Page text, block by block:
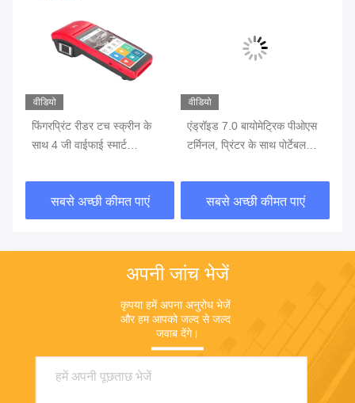
वीडियो
फिंगरप्रिंट रीडर टच स्क्रीन के
साथ 4 जी वाईफाई स्मार्ट
सबसे अच्छी कीमत पाएं
वीडियो
एंड्रॉइड 7.0 बायोमेट्रिक पीओएस
टर्मिनल, प्रिंटर के साथ पोर्टेबल
सबसे अच्छी कीमत पाएं
अपनी जांच भेजें
कृपया हमें अपना अनुरोध भेजें
और हम आपको जल्द से जल्द
जवाब देंगे।